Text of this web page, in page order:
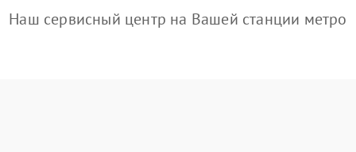
Наш сервисный центр на Вашей станции метро